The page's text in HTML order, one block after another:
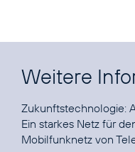
Weitere
Zukunftstechnologie:
Ein starkes Netz für
Mobilfunknetz von